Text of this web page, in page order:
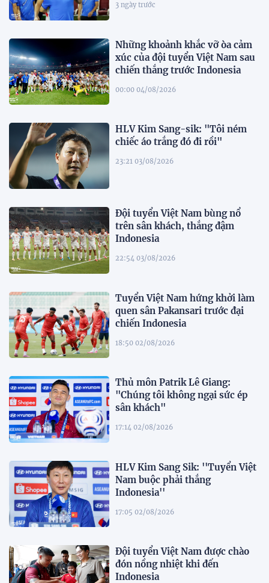
3 ngày trước
Những khoảnh khắc vỡ òa cảm
xúc của đội tuyển Việt Nam sau
chiến thắng trước Indonesia
00:00 04/08/2026
HLV Kim Sang-sik: "Tôi ném
chiếc áo trắng đó đi rồi"
23:21 03/08/2026
Đội tuyển Việt Nam bùng nổ
trên sân khách, thắng đậm
Indonesia
22:54 03/08/2026
Tuyển Việt Nam hứng khởi làm
quen sân Pakansari trước đại
chiến Indonesia
18:50 02/08/2026
Thủ môn Patrik Lê Giang:
"Chúng tôi không ngại sức ép
sân khách"
17:14 02/08/2026
HLV Kim Sang Sik: ''Tuyển Việt
Nam buộc phải thắng
Indonesia''
17:05 02/08/2026
Đội tuyển Việt Nam được chào
đón nồng nhiệt khi đến
Indonesia